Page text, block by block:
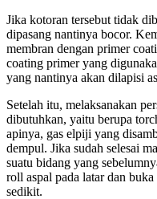
Jika kotoran tersebut tidak
dipasang nantinya bocor.
membran dengan primer
coating primer yang
yang nantinya akan dilapisi
Setelah itu, melaksanakan
dibutuhkan, yaitu berupa
apinya, gas elpiji yang
dempul. Jika sudah selesai
suatu bidang yang
roll aspal pada latar dan
sedikit.